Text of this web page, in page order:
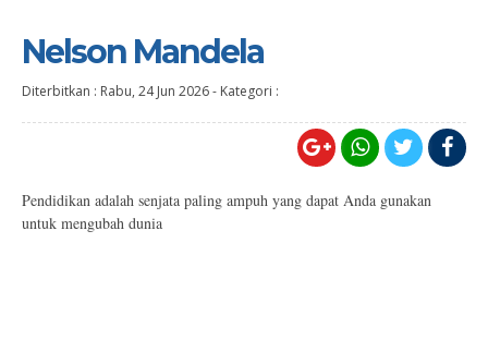
Nelson Mandela
Diterbitkan : Rabu, 24 Jun 2026- Kategori :
Pendidikan adalah senjata paling ampuh yang dapat Anda gunakan
untuk mengubah dunia